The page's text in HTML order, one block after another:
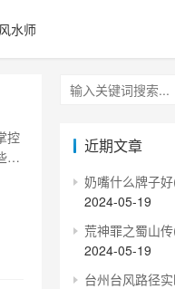
风水师
控
有
近期文章
奶嘴什么牌子
2024-05-19
荒神罪之蜀山
2024-05-19
台州台风路径